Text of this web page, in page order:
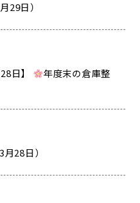
29日）
日】
年度末の倉庫整
28日）